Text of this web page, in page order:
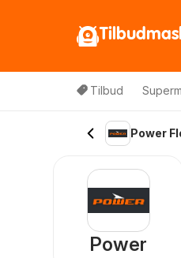
Tilbud
Power
Power